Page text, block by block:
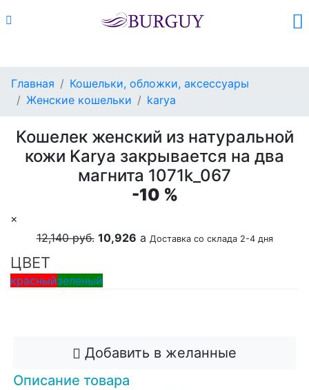
Главная
Кошельки, обложки, аксессуары
Женские кошельки
karya
Кошелек женский из натуральной
кожи Karya закрывается на два
магнита 1071k_067
-10 %
×
12,140 руб. 10,926 a Доставка со склада 2-4 дня
ЦВЕТ
красныйзеленый
Добавить в желанные
Описание товара